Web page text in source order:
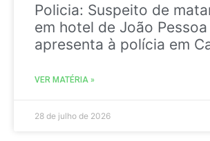
Policia: Suspeito de
em hotel de João Pessoa
apresenta à polícia em
VER MATÉRIA »
28 de julho de 2026